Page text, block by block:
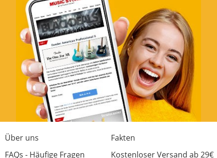
Über uns
Fakten
FAQs - Häufige Fragen
Kostenloser Versand ab 29€